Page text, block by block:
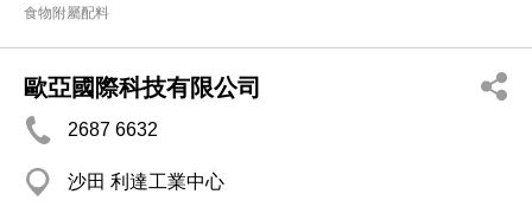
食物附屬配料
歐亞國際科技有限公司
2687 6632
沙田 利達工業中心